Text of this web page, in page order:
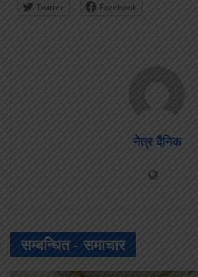
Twitter Facebook
नेत्र दैनिक
सम्बन्धित - समाचार